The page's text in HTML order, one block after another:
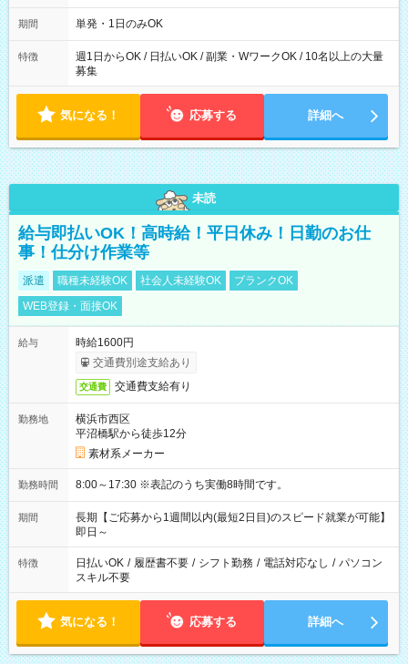
～21：00
期間 単発・1日のみOK
特徴
週1日からOK / 日払いOK / 副業・WワークOK / 10名以上の大量
募集
気になる！ 応募する 詳細へ
未読
給与即払いOK！高時給！平日休み！日勤のお仕
事！仕分け作業等
派遣 職種未経験OK 社会人未経験OK
ブランクOK
WEB登録・面接OK
給与
時給1600円
交通費別途支給あり
交通費 交通費支給有り
勤務地
横浜市西区
平沼橋駅から徒歩12分
素材系メーカー
勤務時間 8:00～17:30 ※表記のうち実働8時間です。
期間
長期【ご応募から1週間以内(最短2日目)のスピード就業が可能】
即日～
特徴 日払いOK / 履歴書不要 / シフト勤務 / 電話対応なし / パソコン
スキル不要
気になる！ 応募する 詳細へ